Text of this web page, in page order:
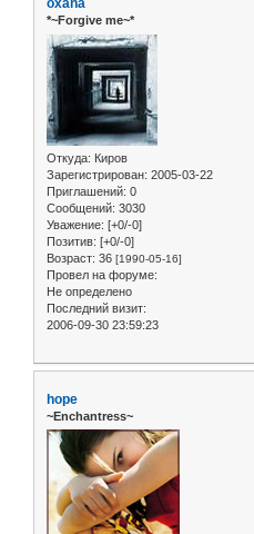
oxana
*~Forgive me~*
Откуда: Киров
Зарегистрирован: 2005-03-22
Приглашений: 0
Сообщений: 3030
Уважение: [+0/-0]
Позитив: [+0/-0]
Возраст: 36 [1990-05-16]
Провел на форуме:
Не определено
Последний визит:
2006-09-30 23:59:23
hope
~Enchantress~